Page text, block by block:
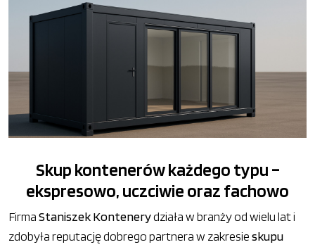
Skup kontenerów każdego typu –
ekspresowo, uczciwie oraz fachowo
FirmaStaniszek Kontenerydziała w branży od wielu lat i
zdobyła reputację dobrego partnera w zakresieskupu